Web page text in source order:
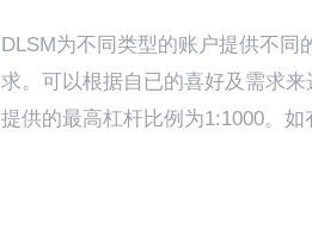
DLSM为不同类型的账户提供不同
求。可以根据自已的喜好及需求
提供的最高杠杆比例为1:1000。如